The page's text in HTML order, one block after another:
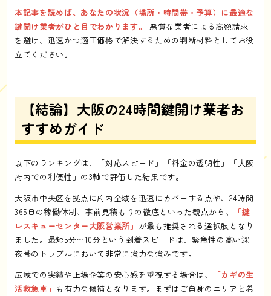
本記事を読めば、あなたの状況（場所・時間帯・予算）に最適な
鍵開け業者がひと目でわかります。
悪質な業者による高額請求
を避け、迅速かつ適正価格で解決するための判断材料としてお役
立てください。
【結論】大阪の24時間鍵開け業者お
すすめガイド
以下のランキングは、「対応スピード」「料金の透明性」「大阪
府内での利便性」の3軸で評価した結果です。
大阪市中央区を拠点に府内全域を迅速にカバーする点や、24時間
365日の稼働体制、事前見積もりの徹底といった観点から、
「鍵
レスキューセンター大阪営業所」 が最も推奨される選択肢となり
ました。最短5分〜10分という到着スピードは、緊急性の高い深
夜帯のトラブルにおいて非常に強力な強みです。
広域での実績や上場企業の安心感を重視する場合は、
「カギの生
活救急車」 も有力な候補となります。まずはご自身のエリアと希